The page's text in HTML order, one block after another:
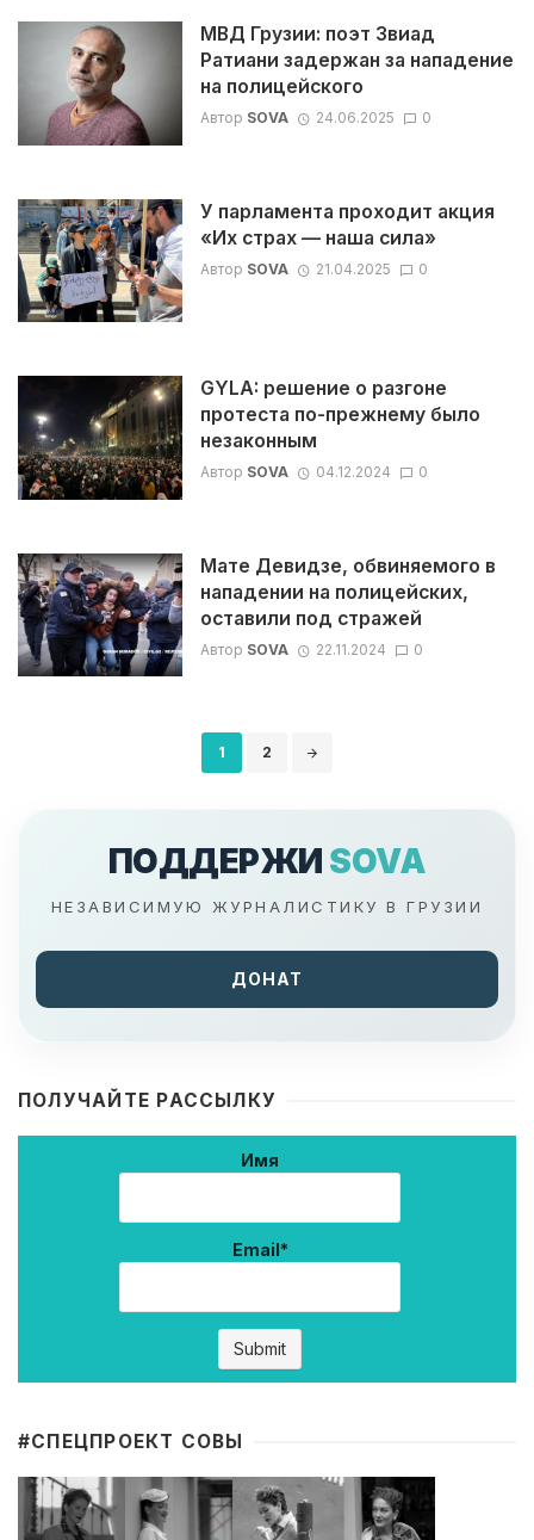
МВД Грузии: поэт Звиад
Ратиани задержан за нападение
на полицейского
Автор SOVA 24.06.2025 0
У парламента проходит акция
«Их страх — наша сила»
Автор SOVA 21.04.2025 0
GYLA: решение о разгоне
протеста по-прежнему было
незаконным
Автор SOVA 04.12.2024 0
Мате Девидзе, обвиняемого в
нападении на полицейских,
оставили под стражей
Автор SOVA 22.11.2024 0
1 2
ПОДДЕРЖИ SOVA
НЕЗАВИСИМУЮ ЖУРНАЛИСТИКУ В ГРУЗИИ
ДОНАТ
ПОЛУЧАЙТЕ РАССЫЛКУ
Имя
Email*
#CПЕЦПРОЕКТ СОВЫ